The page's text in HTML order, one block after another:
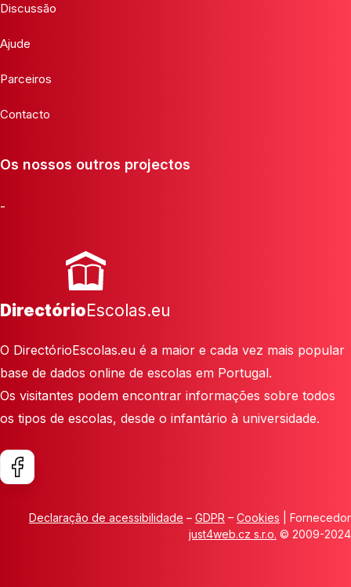
Discussão
Ajude
Parceiros
Contacto
Os nossos outros projectos
-
DirectórioEscolas.eu
O DirectórioEscolas.eu é a maior e cada vez mais popular
base de dados online de escolas em Portugal.
Os visitantes podem encontrar informações sobre todos
os tipos de escolas, desde o infantário à universidade.
Declaração de acessibilidade – GDPR – Cookies | Fornecedor
just4web.cz s.r.o. © 2009-2024